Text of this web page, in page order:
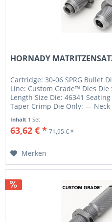
HORNADY
Cartridge: 30-06 SPRG Bullet
Line: Custom Grade™ Dies Die
Length Size Die: 46341
Taper Crimp Die Only: — Neck
Inhalt 1 Set
63,62 € * 71,95 € *
Merken